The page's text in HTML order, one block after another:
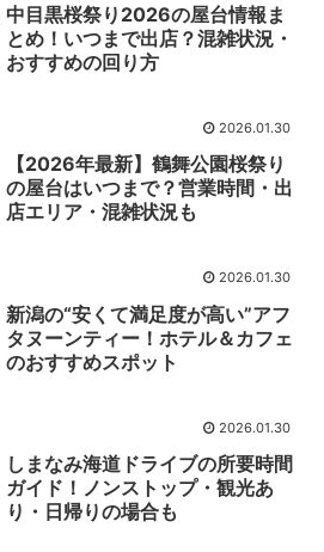
中目黒桜祭り2026の屋台情報ま
とめ！いつまで出店？混雑状況・
おすすめの回り方
2026.01.30
【2026年最新】鶴舞公園桜祭り
の屋台はいつまで？営業時間・出
店エリア・混雑状況も
2026.01.30
新潟の“安くて満足度が高い”アフ
タヌーンティー！ホテル＆カフェ
のおすすめスポット
2026.01.30
しまなみ海道ドライブの所要時間
ガイド！ノンストップ・観光あ
り・日帰りの場合も